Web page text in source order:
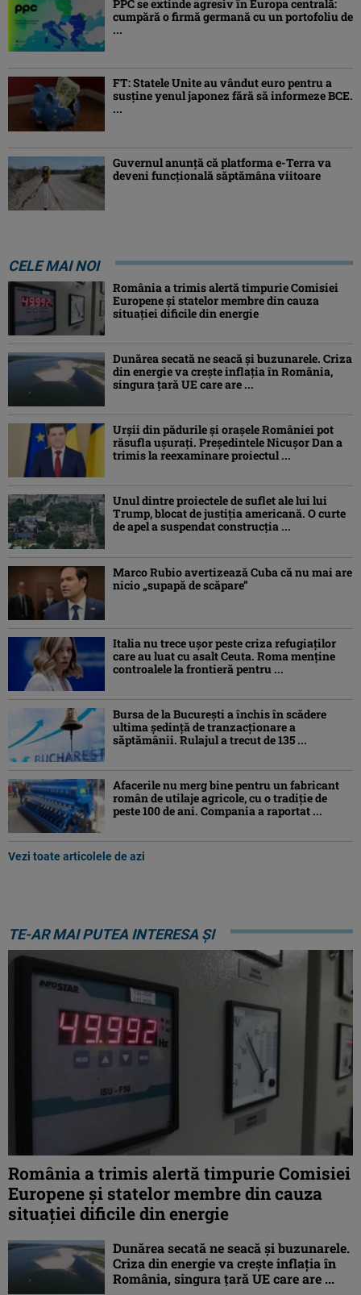
PPC se extinde agresiv în Europa centrală:
cumpără o firmă germană cu un portofoliu de
...
FT: Statele Unite au vândut euro pentru a
susține yenul japonez fără să informeze BCE.
...
Guvernul anunță că platforma e-Terra va
deveni funcţională săptămâna viitoare
CELE MAI NOI
România a trimis alertă timpurie Comisiei
Europene și statelor membre din cauza
situației dificile din energie
Dunărea secată ne seacă și buzunarele. Criza
din energie va crește inflația în România,
singura țară UE care are ...
Urșii din pădurile și orașele României pot
răsufla ușurați. Președintele Nicușor Dan a
trimis la reexaminare proiectul ...
Unul dintre proiectele de suflet ale lui lui
Trump, blocat de justiția americană. O curte
de apel a suspendat construcția ...
Marco Rubio avertizează Cuba că nu mai are
nicio „supapă de scăpare”
Italia nu trece ușor peste criza refugiaților
care au luat cu asalt Ceuta. Roma menține
controalele la frontieră pentru ...
Bursa de la București a închis în scădere
ultima ședință de tranzacționare a
săptămânii. Rulajul a trecut de 135 ...
Afacerile nu merg bine pentru un fabricant
român de utilaje agricole, cu o tradiție de
peste 100 de ani. Compania a raportat ...
Vezi toate articolele de azi
TE-AR MAI PUTEA INTERESA ȘI
România a trimis alertă timpurie Comisiei
Europene și statelor membre din cauza
situației dificile din energie
Dunărea secată ne seacă și buzunarele.
Criza din energie va crește inflația în
România, singura țară UE care are ...